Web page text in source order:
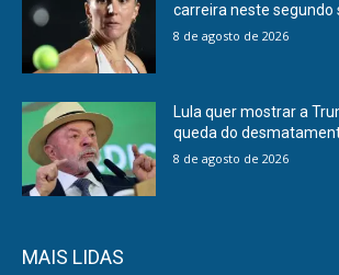
carreira neste segundo
8 de agosto de 2026
Lula quer mostrar a
queda do
8 de agosto de 2026
MAIS LIDAS